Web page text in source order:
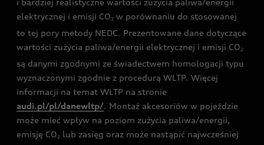
i bardziej realistyczne wartości zużycia paliwa/energii
elektrycznej i emisji CO2 w porównaniu do stosowanej
to tej pory metody NEDC. Prezentowane dane dotyczące
wartości zużycia paliwa/energii elektrycznej i emisji CO2
są danymi zgodnymi ze świadectwem homologacji typu
wyznaczonymi zgodnie z procedurą WLTP. Więcej
informacji na temat WLTP na stronie
audi.pl/pl/danewltp/. Montaż akcesoriów w pojeździe
może mieć wpływ na poziom zużycia paliwa/energii,
emisję CO2 lub zasięg oraz może nastąpić najwcześniej